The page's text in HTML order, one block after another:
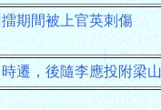
期間被上官英刺傷
遷，後隨李應投附梁山